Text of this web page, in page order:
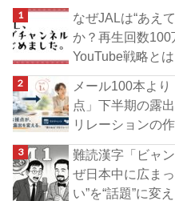
なぜJALは“あえ
か？再生回数100
YouTube戦略とは
メール100本よ
点」下半期の露
リレーションの
難読漢字「ビャ
ぜ日本中に広ま
い”を“話題”に変